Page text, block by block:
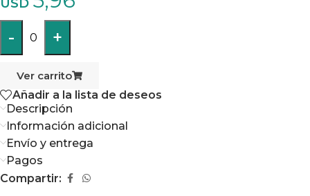
USD
- 0 +
Ver carrito
Añadir a la lista de deseos
Descripción
Información adicional
Envío y entrega
Pagos
Compartir: